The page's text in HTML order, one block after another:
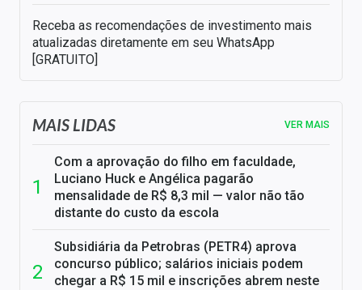
Receba as recomendações de investimento mais
atualizadas diretamente em seu WhatsApp
[GRATUITO]
MAIS LIDAS VER MAIS
Com a aprovação do filho em faculdade,
Luciano Huck e Angélica pagarão
mensalidade de R$ 8,3 mil — valor não tão
distante do custo da escola
Subsidiária da Petrobras (PETR4) aprova
concurso público; salários iniciais podem
chegar a R$ 15 mil e inscrições abrem neste